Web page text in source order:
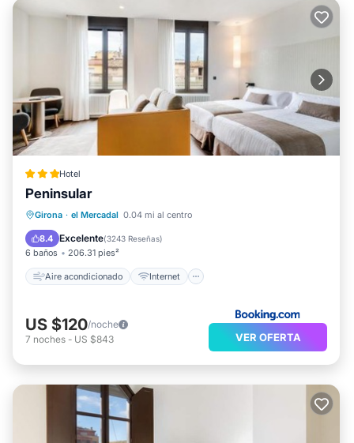
Hotel
Peninsular
Girona · el Mercadal 0.04 mi al centro
8.4 Excelente(3243 Reseñas)
6 baños 206.31 pies²
Aire acondicionado Internet
Aire acondicionado
Apto para niños
Accesible en silla de ruedas
US $120/noche
7 noches - US $843 VER OFERTA